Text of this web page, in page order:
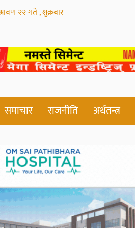
२२ गते , शुक्रबार
समाचार राजनीति अर्थतन्त्र